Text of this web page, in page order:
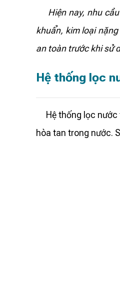
Hiện nay, nhu cầu
khuẩn, kim loại
an toàn trước khi sử
Hệ thống lọc
Hệ thống lọc nước
hòa tan trong nước.